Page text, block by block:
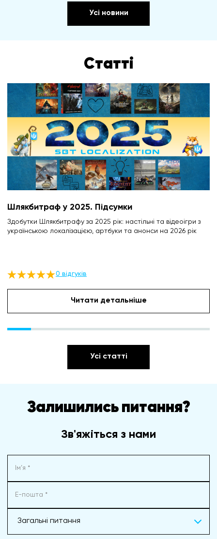
Усі новини
Статті
Шлякбитраф у 2025. Підсумки
Здобутки Шлякбитрафу за 2025 рік: настільні та відеоігри з
українською локалізацією, артбуки та анонси на 2026 рік
0 відгуків
Читати детальніше
Усі статті
Залишились питання?
Зв'яжіться з нами
Загальні питання